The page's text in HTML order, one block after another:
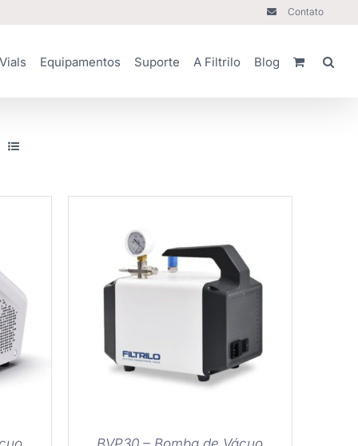
Contato
Vials Equipamentos Suporte A Filtrilo Blog
DETALHES